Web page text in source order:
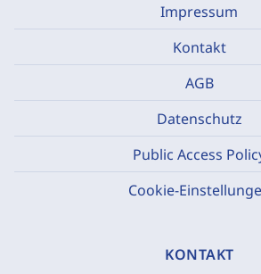
Impressum
Kontakt
AGB
Datenschutz
Public Access
Cookie-
KONTAKT